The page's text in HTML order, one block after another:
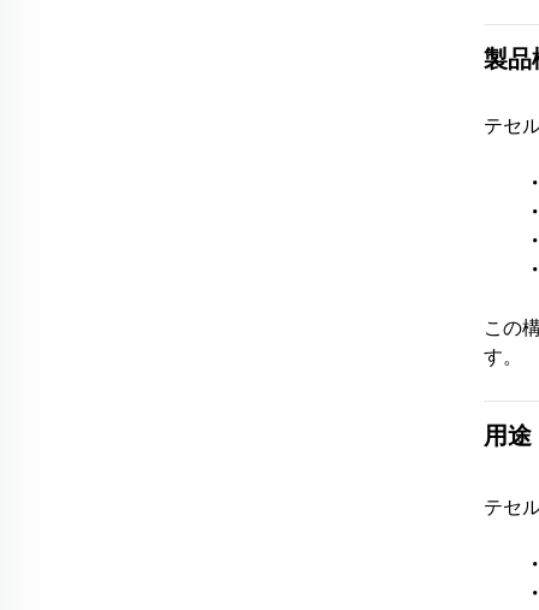
製品
テセ
この
す。
用途
テセ